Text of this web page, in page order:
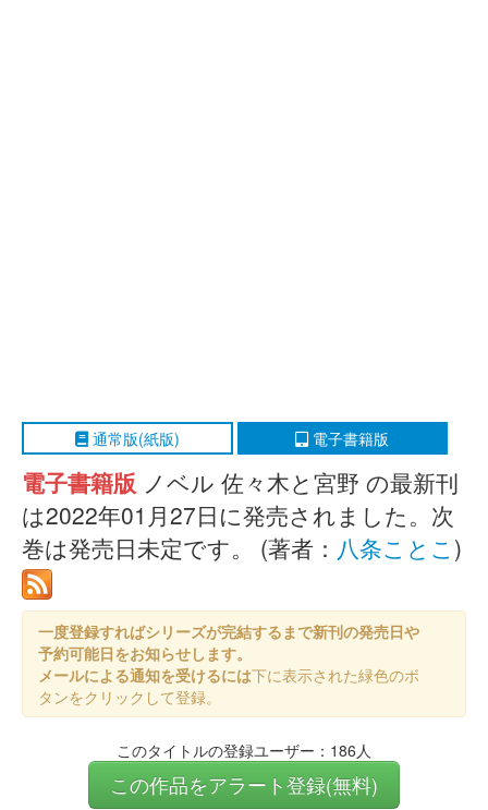
通常版(紙版) 電子書籍版
電子書籍版 ノベル 佐々木と宮野 の最新刊
は2022年01月27日に発売されました。次
巻は発売日未定です。 (著者： 八条ことこ )
一度登録すればシリーズが完結するまで新刊の発売日や
予約可能日をお知らせします。
メールによる通知を受けるには下に表示された緑色のボ
タンをクリックして登録。
このタイトルの登録ユーザー：186人
この作品をアラート登録(無料)